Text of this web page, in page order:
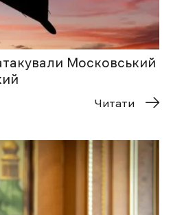
Московський
Читати